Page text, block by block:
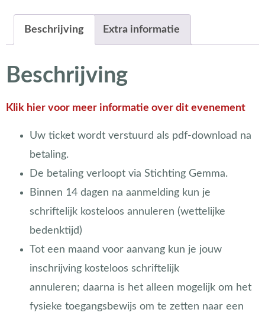
Beschrijving Extra informatie
Beschrijving
Klik hier voor meer informatie over dit evenement
Uw ticket wordt verstuurd als pdf-download na
betaling.
De betaling verloopt via Stichting Gemma.
Binnen 14 dagen na aanmelding kun je
schriftelijk kosteloos annuleren (wettelijke
bedenktijd)
Tot een maand voor aanvang kun je jouw
inschrijving kosteloos schriftelijk
annuleren; daarna is het alleen mogelijk om het
fysieke toegangsbewijs om te zetten naar een